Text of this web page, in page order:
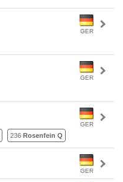
GER
GER
GER
236 Rosenfein Q
GER